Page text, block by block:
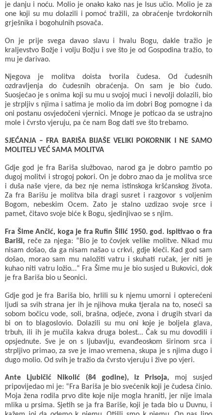
je danju i noću. Molio je onako kako nas je Isus učio. Molio je za
one koji su mu dolazili i pomoć tražili, za obraćenje tvrdokornih
grješnika i bogohulnih psovača.
On je prije svega davao slavu i hvalu Bogu, dakle tražio je
kraljevstvo Božje i volju Božju i sve što je od Gospodina tražio, to
mu je darivao.
Njegova je molitva doista tvorila čudesa. Od čudesnih
ozdravljenja do čudesnih obraćenja. On sam je bio čudo.
Suosjećao je s onima koji su mu u svojoj muci i nevolji dolazili, bio
je strpljiv s njima i satima je molio da im dobri Bog pomogne i da
oni postanu osvjedočeni vjernici. Mnoge je poticao da se ustrajno
mole i čvrsto vjeruju, pa će nam Bog dati sve što trebamo.
SJEĆANJA – FRA BARIŠA BIJAŠE VELIKI POKORNIK I NE SAMO
MOLITELJ VEĆ SAMA MOLITVA
Gdje god je fra Bariša službovao, narod ga je dobro pamtio po
dugoj molitvi i strogoj pokori. On je dobro znao da je molitva srce
i duša naše vjere, da bez nje nema istinskoga kršćanskog života.
Za fra Barišu je molitva bila dragi susret i razgovor s voljenim
Bogom, nebeskim Ocem. Zato je stalno uzdizao svoje srce i
pamet, čitavo svoje biće k Bogu, sjedinjivao se s njim.
Fra Šime Ančić, koga je fra Rufin Šilić 1950. god. ispitivao o fra
Bariši, reče za njega: “Bio je to čovjek velike molitve. Nikad mu
nisam došao, da ga nisam našao u crkvi, gdje kleči. Kad god sam
došao, morao sam mu naložiti vatru i skuhati ručak, jer niti je
kuhao niti vatru ložio…“ Fra Šime mu je bio susjed u Bukovici, dok
je fra Bariša bio u Seonici.
Gdje god je fra Bariša bio, hrlili su k njemu umorni i opterećeni
ljudi sa svih strana jer ih je njihova muka tjerala na to, noseći sa
sobom bočicu vode, soli, brašna, odjeće, zvona i drugih stvari da
bi on to blagoslovio. Dolazili su mu oni koje je boljela glava,
trbuh, ili ih je mučila kakva druga bolest… Čak su mu dovodili i
opsjednute. Sve je on s ljubavlju, evanđeoskom širinom srca i
strpljivo primao, za sve je imao vremena, skupa je s njima dugo i
dugo molio. Od svih je tražio da čvrsto vjeruju i žive po vjeri.
Ante Ljubičić Nikolić (84 godine), iz Prisoja, moj susjed
pripovijedao mi je: “Fra Bariša je bio svećenik koji je čudesa činio.
Moja žena rodila prvo dite koje nije mogla hraniti, jer nije imala
mlika u prsima. Sjetih se ja fra Bariše, koji je tada bio u Duvnu, i